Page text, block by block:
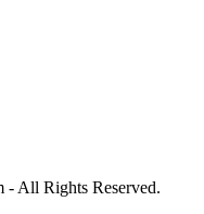
All Rights Reserved.